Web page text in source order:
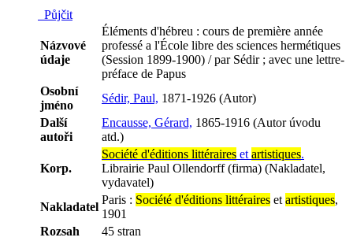
Půjčit
Názvové
údaje
Éléments d'hébreu : cours de première année
professé a l'École libre des sciences hermétiques
(Session 1899-1900) / par Sédir ; avec une lettre-
préface de Papus
Osobní
jméno
Sédir, Paul, 1871-1926 (Autor)
Další
autoři
Encausse, Gérard, 1865-1916 (Autor úvodu
atd.)
Korp.
Société d'éditions littéraires et artistiques.
Librairie Paul Ollendorff (firma) (Nakladatel,
vydavatel)
Nakladatel
Paris : Société d'éditions littéraires et artistiques,
1901
Rozsah
45 stran